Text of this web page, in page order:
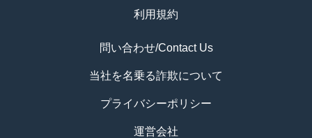
利用規約
問い合わせ/Contact Us
当社を名乗る詐欺について
プライバシーポリシー
運営会社